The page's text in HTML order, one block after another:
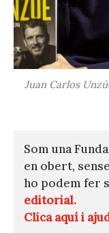
Juan Carlos
Som una
en obert,
ho podem fer
editorial.
Clica aquí i